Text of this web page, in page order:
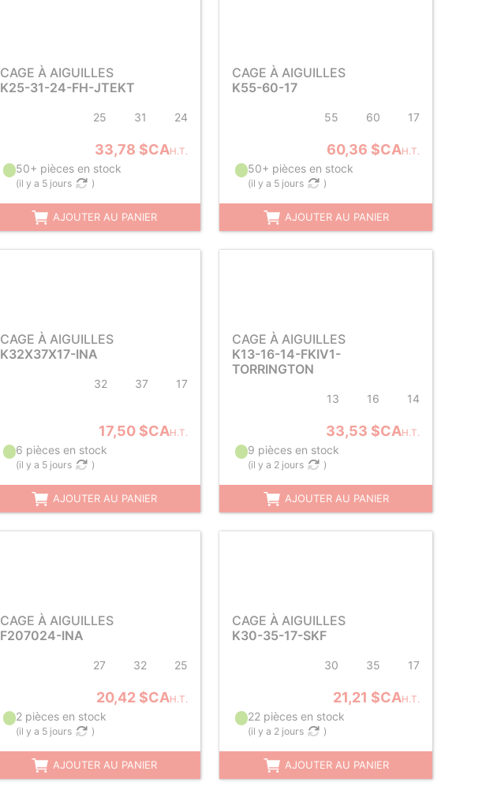
CAGE À AIGUILLES
K25-31-24-FH-JTEKT
25 31 24
33,78 $CAH.T.
50+ pièces en stock
(il y a 5 jours )
AJOUTER AU PANIER
CAGE À AIGUILLES
K55-60-17
55 60 17
60,36 $CAH.T.
50+ pièces en stock
(il y a 5 jours )
AJOUTER AU PANIER
CAGE À AIGUILLES
K32X37X17-INA
32 37 17
17,50 $CAH.T.
6 pièces en stock
(il y a 5 jours )
AJOUTER AU PANIER
CAGE À AIGUILLES
K13-16-14-FKIV1-
TORRINGTON
13 16 14
33,53 $CAH.T.
9 pièces en stock
(il y a 2 jours )
AJOUTER AU PANIER
CAGE À AIGUILLES
F207024-INA
27 32 25
20,42 $CAH.T.
2 pièces en stock
(il y a 5 jours )
AJOUTER AU PANIER
CAGE À AIGUILLES
K30-35-17-SKF
30 35 17
21,21 $CAH.T.
22 pièces en stock
(il y a 2 jours )
AJOUTER AU PANIER